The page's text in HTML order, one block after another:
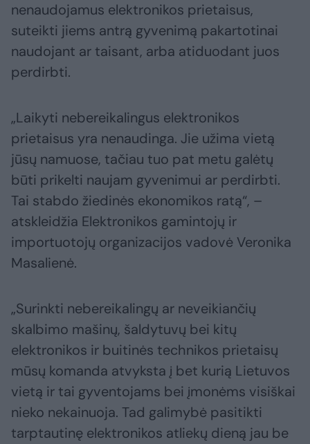
nenaudojamus elektronikos prietaisus,
suteikti jiems antrą gyvenimą pakartotinai
naudojant ar taisant, arba atiduodant juos
perdirbti.
„Laikyti nebereikalingus elektronikos
prietaisus yra nenaudinga. Jie užima vietą
jūsų namuose, tačiau tuo pat metu galėtų
būti prikelti naujam gyvenimui ar perdirbti.
Tai stabdo žiedinės ekonomikos ratą“, –
atskleidžia Elektronikos gamintojų ir
importuotojų organizacijos vadovė Veronika
Masalienė.
„Surinkti nebereikalingų ar neveikiančių
skalbimo mašinų, šaldytuvų bei kitų
elektronikos ir buitinės technikos prietaisų
mūsų komanda atvyksta į bet kurią Lietuvos
vietą ir tai gyventojams bei įmonėms visiškai
nieko nekainuoja. Tad galimybė pasitikti
tarptautinę elektronikos atliekų dieną jau be